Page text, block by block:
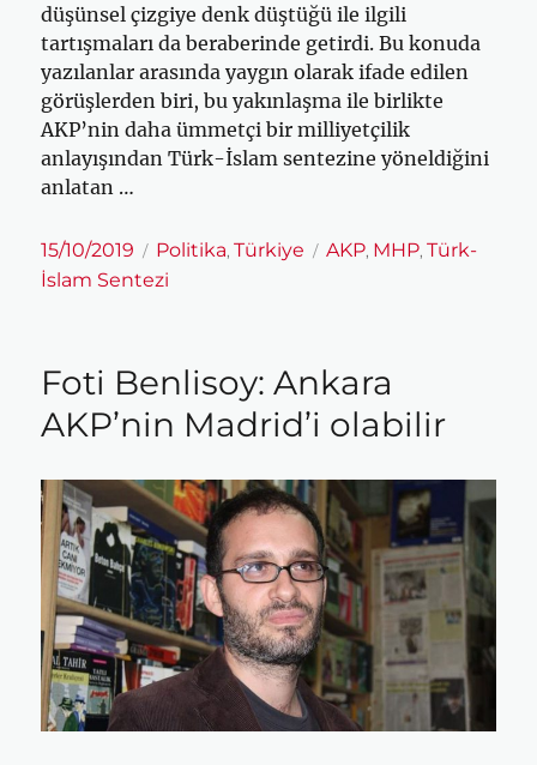
düşünsel çizgiye denk düştüğü ile ilgili
tartışmaları da beraberinde getirdi. Bu konuda
yazılanlar arasında yaygın olarak ifade edilen
görüşlerden biri, bu yakınlaşma ile birlikte
AKP’nin daha ümmetçi bir milliyetçilik
anlayışından Türk-İslam sentezine yöneldiğini
anlatan …
Yayın
tarihi
15/10/2019 Kategoriler
Politika,Türkiye Etiketler
AKP, MHP,Türk-
İslam Sentezi
Foti Benlisoy: Ankara
AKP’nin Madrid’i olabilir